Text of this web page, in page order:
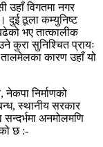
उहाँ विगतमा नगर
दुई ठूला कम्युनिष्ट
भए तात्कालीक
कुरा सुनिश्चित प्रायः
तालमेलका कारण उहाँ यो
नेकपा निर्माणको
स्थानीय सरकार
अनमोलमणि
छ :-